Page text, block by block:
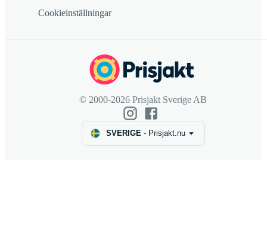
Cookieinställningar
© 2000-2026 Prisjakt Sverige AB
SVERIGE- Prisjakt.nu